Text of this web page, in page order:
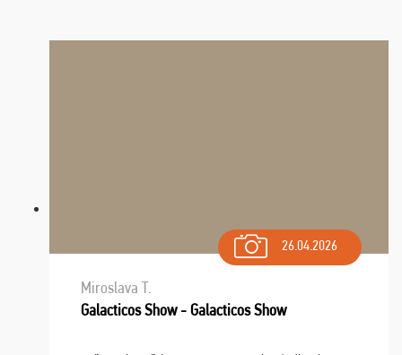
26.04.2026
Miroslava T.
Galacticos Show - Galacticos Show